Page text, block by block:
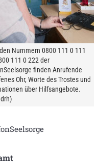
Nummern 0800 111 0 111
111 0 222 der
finden Anrufende
Ohr, Worte des Trostes und
über Hilfsangebote.